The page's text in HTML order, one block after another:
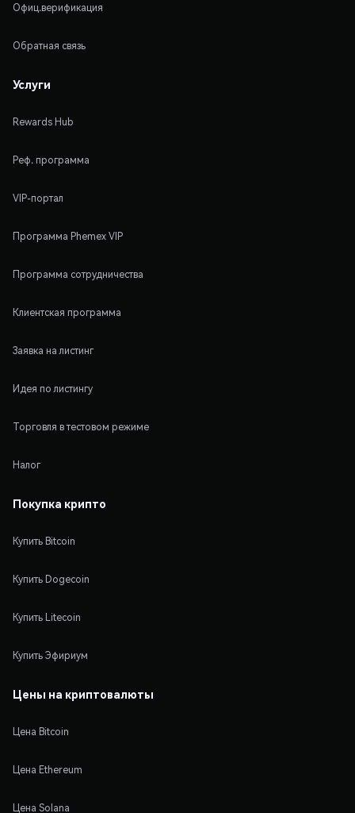
Офиц.верификация
Обратная связь
Услуги
Rewards Hub
Реф. программа
VIP-портал
Программа Phemex VIP
Программа сотрудничества
Клиентская программа
Заявка на листинг
Идея по листингу
Торговля в тестовом режиме
Налог
Покупка крипто
Купить Bitcoin
Купить Dogecoin
Купить Litecoin
Купить Эфириум
Цены на криптовалюты
Цена Bitcoin
Цена Ethereum
Цена Solana